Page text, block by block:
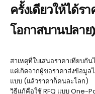
ครั้งเดียวให้ได้ร
โอกาสบานปลาย)
สาเหตุที่ใบเสนอราคาเทียบกั
แต่เกิดจากผู้ขอราคาส่งข้อมู
แบบ (แล้วราคาก็คนละโลก)
วิธีแก้คือใช้ RFQ แบบ One-